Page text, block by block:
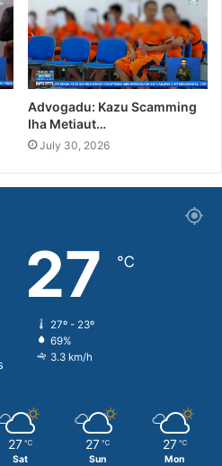
Advogadu: Kazu Scamming
Iha Metiaut…
July 30, 2026
27 ℃
27º - 23º
69%
3.3 km/h
27 ℃
Sat
27 ℃
Sun
27 ℃
Mon